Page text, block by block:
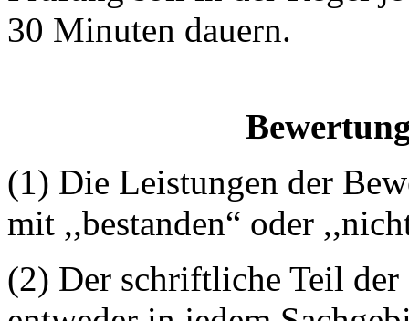
30 Minuten dauern.
(1) Die Leistungen der
mit ,,bestanden“ oder
(2) Der schriftliche Teil der